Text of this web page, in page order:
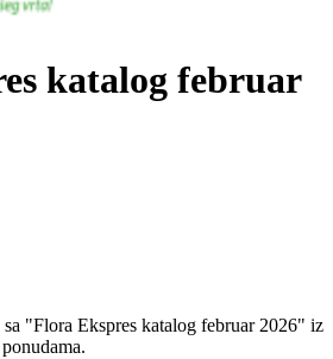
katalog februar
"Flora Ekspres katalog februar 2026" iz